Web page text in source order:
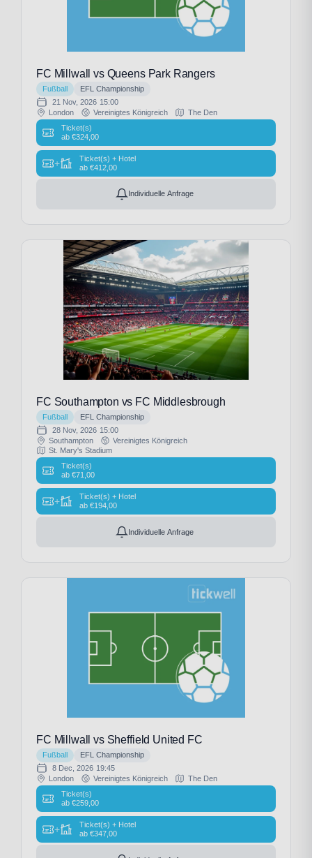
FC Millwall vs Queens Park Rangers
Fußball
EFL Championship
21 Nov, 2026 15:00
London
Vereinigtes Königreich
The Den
Ticket(s)
ab €324,00
+
Ticket(s) + Hotel
ab €412,00
Individuelle Anfrage
FC Southampton vs FC Middlesbrough
Fußball
EFL Championship
28 Nov, 2026 15:00
Southampton
Vereinigtes Königreich
St. Mary's Stadium
Ticket(s)
ab €71,00
+
Ticket(s) + Hotel
ab €194,00
Individuelle Anfrage
FC Millwall vs Sheffield United FC
Fußball
EFL Championship
8 Dec, 2026 19:45
London
Vereinigtes Königreich
The Den
Ticket(s)
ab €259,00
+
Ticket(s) + Hotel
ab €347,00